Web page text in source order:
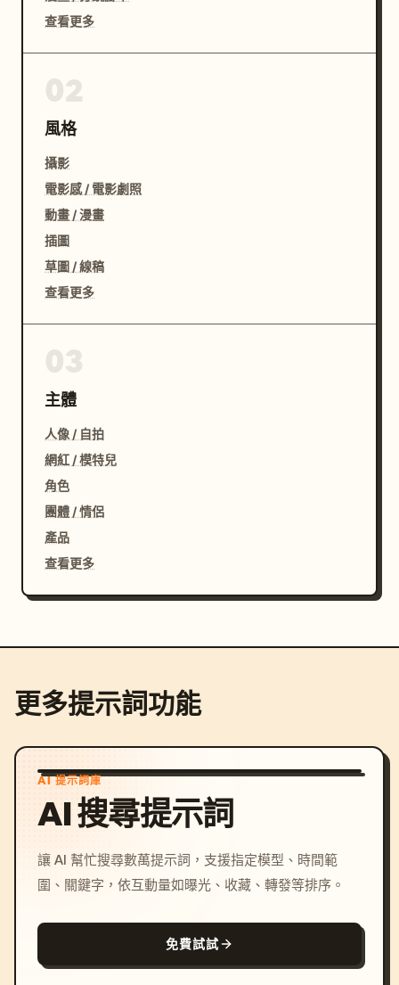
查看更多
風格
攝影
電影感 / 電影劇照
動畫 / 漫畫
插圖
草圖 / 線稿
查看更多
主體
人像 / 自拍
網紅 / 模特兒
角色
團體 / 情侶
產品
查看更多
更多提示詞功能
AI 提示詞庫
AI 搜尋提示詞
讓 AI 幫忙搜尋數萬提示詞，支援指定模型、時間範
圍、關鍵字，依互動量如曝光、收藏、轉發等排序。
免費試試